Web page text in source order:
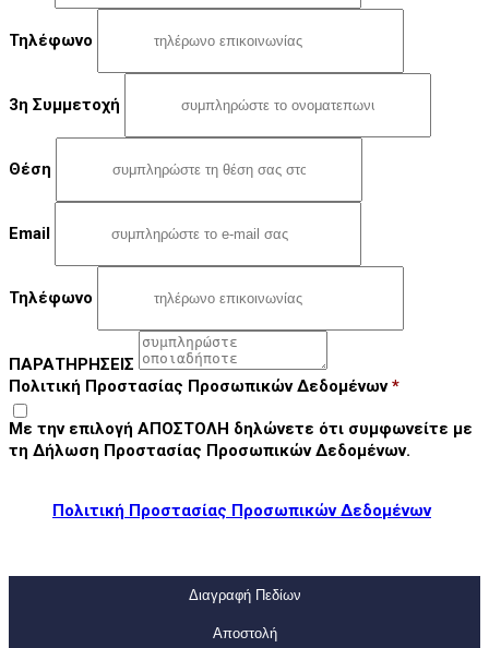
Τηλέφωνο
3η Συμμετοχή
Θέση
Email
Τηλέφωνο
ΠΑΡΑΤΗΡΗΣΕΙΣ
Πολιτική Προστασίας Προσωπικών Δεδομένων*
Με την επιλογή ΑΠΟΣΤΟΛΗ δηλώνετε ότι συμφωνείτε με
τη Δήλωση Προστασίας Προσωπικών Δεδομένων.
Πολιτική Προστασίας Προσωπικών Δεδομένων
Διαγραφή Πεδίων